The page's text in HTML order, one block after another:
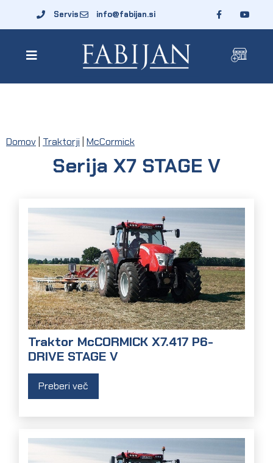
Servis info@fabijan.si
Domov Traktorji McCormick
Serija X7 STAGE V
Traktor McCORMICK X7.417 P6-
DRIVE STAGE V
Preberi več